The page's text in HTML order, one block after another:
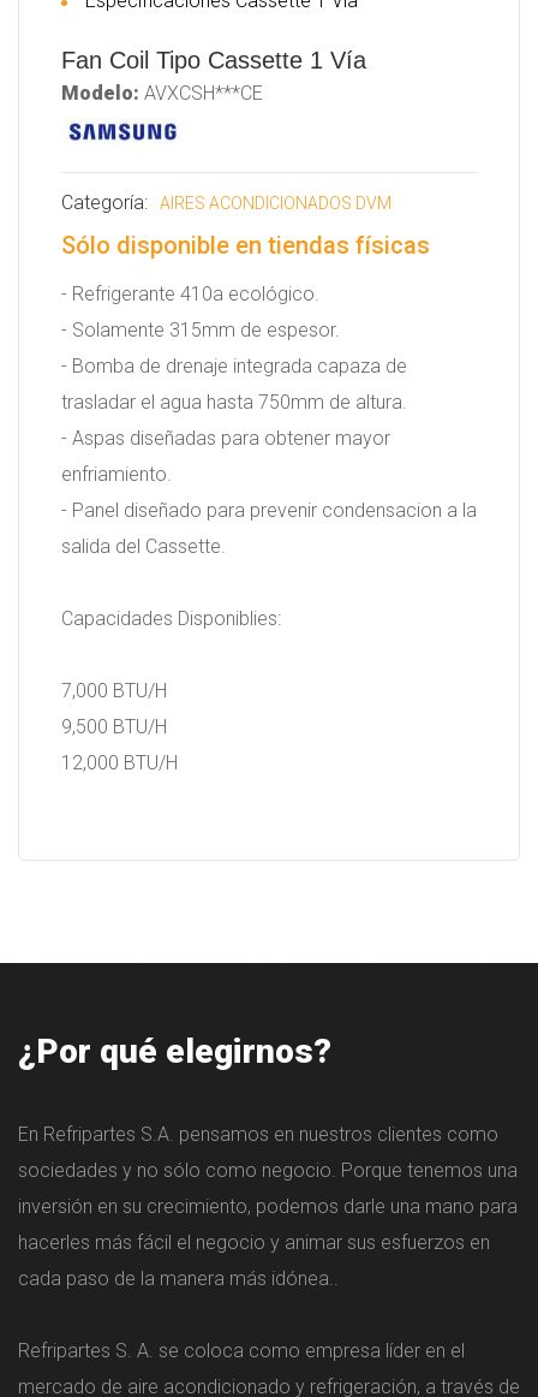
Fan Coil Tipo Cassette 1 Vía
Modelo: AVXCSH***CE
Categoría: AIRES ACONDICIONADOS DVM
Sólo disponible en tiendas físicas
- Refrigerante 410a ecológico.
- Solamente 315mm de espesor.
- Bomba de drenaje integrada capaza de
trasladar el agua hasta 750mm de altura.
- Aspas diseñadas para obtener mayor
enfriamiento.
- Panel diseñado para prevenir condensacion a la
salida del Cassette.
Capacidades Disponiblies:
7,000 BTU/H
9,500 BTU/H
12,000 BTU/H
¿Por qué elegirnos?
En Refripartes S.A. pensamos en nuestros clientes como
sociedades y no sólo como negocio. Porque tenemos una
inversión en su crecimiento, podemos darle una mano para
hacerles más fácil el negocio y animar sus esfuerzos en
cada paso de la manera más idónea..
Refripartes S. A. se coloca como empresa líder en el
mercado de aire acondicionado y refrigeración, a través de